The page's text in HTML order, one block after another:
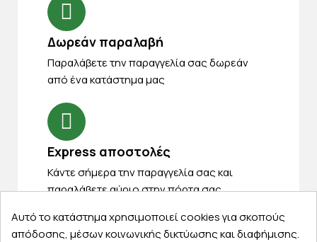
Δωρεάν παραλαβή
Παραλάβετε την παραγγελία σας δωρεάν
από ένα κατάστημα μας
Express αποστολές
Κάντε σήμερα την παραγγελία σας και
παραλάβετε αύριο στην πόρτα σας
Αυτό το κατάστημα χρησιμοποιεί cookies για σκοπούς
απόδοσης, μέσων κοινωνικής δικτύωσης και διαφήμισης.